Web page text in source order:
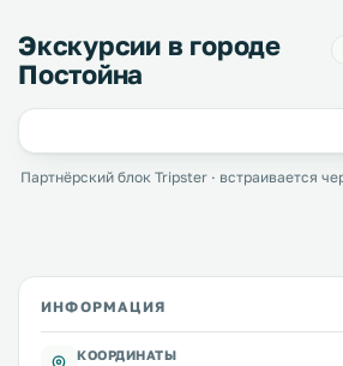
Экскурсии в городе
Постойна
Партнёрский блок Tripster · встраивается
ИНФОРМАЦИЯ
КООРДИНАТЫ